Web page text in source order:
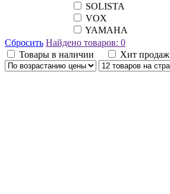
SOLISTA
VOX
YAMAHA
Сбросить Найдено товаров: 0
Товары в наличии
Хит продаж